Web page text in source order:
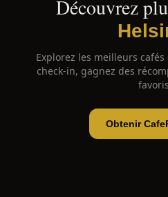
Découvrez
Explorez les meilleurs
check-in, gagnez des
Obtenir